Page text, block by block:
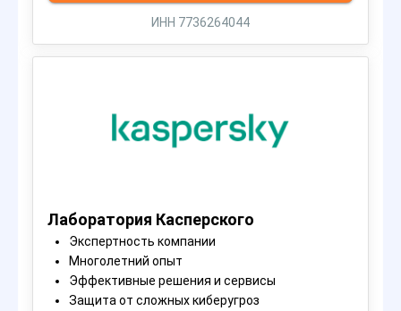
ИНН 7736264044
Лаборатория Касперского
Экспертность компании
Многолетний опыт
Эффективные решения и сервисы
Защита от сложных киберугроз